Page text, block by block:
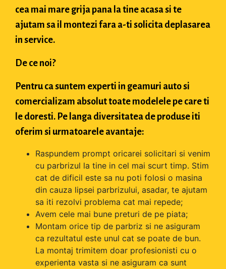
cea mai mare grija pana la tine acasa si te
ajutam sa il montezi fara a-ti solicita deplasarea
in service.
De ce noi?
Pentru ca suntem experti in geamuri auto si
comercializam absolut toate modelele pe care ti
le doresti. Pe langa diversitatea de produse iti
oferim si urmatoarele avantaje:
Raspundem prompt oricarei solicitari si venim
cu parbrizul la tine in cel mai scurt timp. Stim
cat de dificil este sa nu poti folosi o masina
din cauza lipsei parbrizului, asadar, te ajutam
sa iti rezolvi problema cat mai repede;
Avem cele mai bune preturi de pe piata;
Montam orice tip de parbriz si ne asiguram
ca rezultatul este unul cat se poate de bun.
La montaj trimitem doar profesionisti cu o
experienta vasta si ne asiguram ca sunt